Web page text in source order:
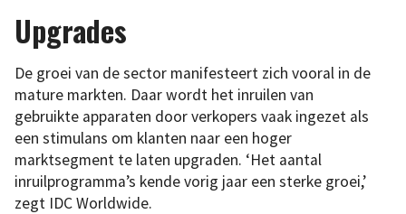
Upgrades
De groei van de sector manifesteert zich vooral in de
mature markten. Daar wordt het inruilen van
gebruikte apparaten door verkopers vaak ingezet als
een stimulans om klanten naar een hoger
marktsegment te laten upgraden. ‘Het aantal
inruilprogramma’s kende vorig jaar een sterke groei,’
zegt IDC Worldwide.